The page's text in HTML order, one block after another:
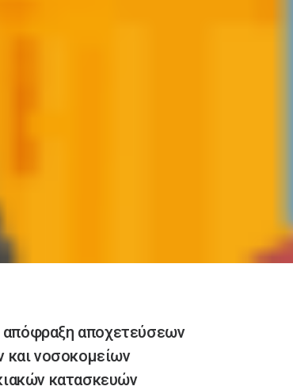
απόφραξη αποχετεύσεων
νοσοκομείων
κατασκευών